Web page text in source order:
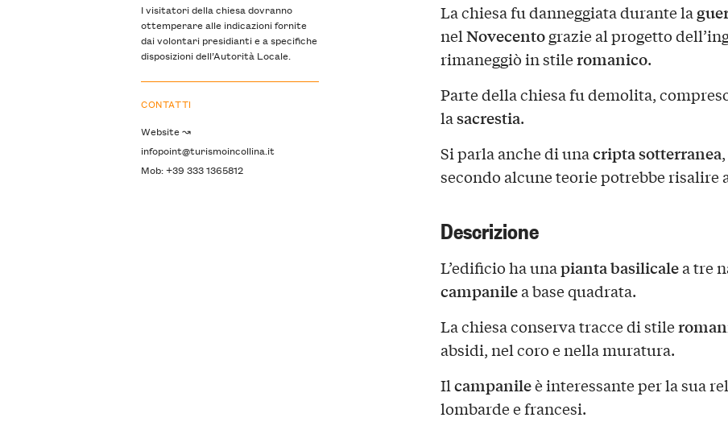
La chiesa fu danneggiata durante la
nelNovecentograzie al progetto
rimaneggiò in stileromanico.
Parte della chiesa fu demolita,
lasacrestia.
Si parla anche di unacripta sotterranea
secondo alcune teorie potrebbe risalire
Descrizione
L’edificio ha unapianta basilicalea tre
campanilea base quadrata.
La chiesa conserva tracce di stile
absidi, nel coro e nella muratura.
Ilcampanileè interessante per la sua
lombarde e francesi.
I visitatori della chiesa dovranno
ottemperare alle indicazioni fornite
dai volontari presidianti e a specifiche
disposizioni dell’Autorità Locale.
CONTATTI
Website ↝
infopoint@turismoincollina.it
Mob: +39 333 1365812